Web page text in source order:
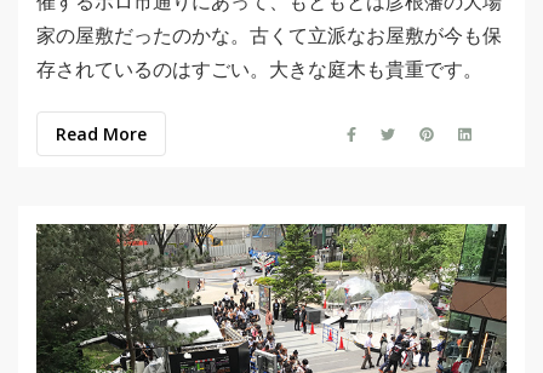
家の屋敷だったのかな。古くて立派なお屋敷が今も保
存されているのはすごい。大きな庭木も貴重です。
Read More